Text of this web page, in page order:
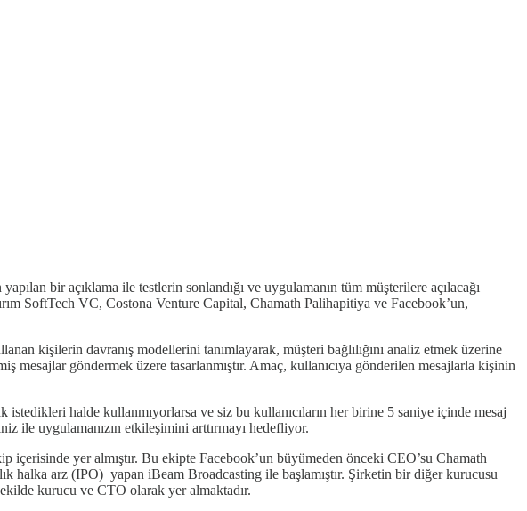
bir açıklama ile testlerin sonlandığı ve uygulamanın tüm müşterilere açılacağı
SoftTech VC, Costona Venture Capital, Chamath Palihapitiya ve Facebook’un,
kişilerin davranış modellerini tanımlayarak, müşteri bağlılığını analiz etmek üzerine
göndermek üzere tasarlanmıştır. Amaç, kullanıcıya gönderilen mesajlarla kişinin
halde kullanmıyorlarsa ve siz bu kullanıcıların her birine 5 saniye içinde mesaj
ile uygulamanızın etkileşimini arttırmayı hedefliyor.
yer almıştır. Bu ekipte Facebook’un büyümeden önceki CEO’su Chamath
halka arz (IPO) yapan iBeam Broadcasting ile başlamıştır. Şirketin bir diğer kurucusu
kurucu ve CTO olarak yer almaktadır.